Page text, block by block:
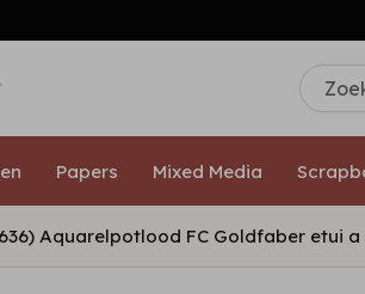
Papers Mixed Media
Aquarelpotlood FC Goldfaber etui